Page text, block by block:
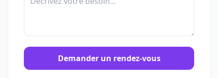
Demander un rendez-vous